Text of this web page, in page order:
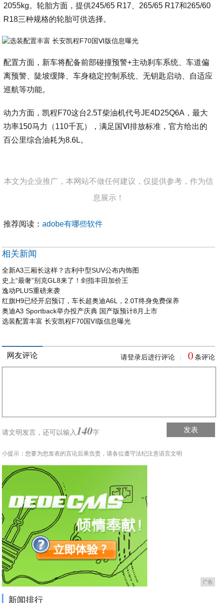
2055kg。轮胎方面，提供245/65 R17、265/65 R17和265/60
R18三种规格的轮胎可供选择。
配置方面，新车将配备前部碰撞预警+主动刹车系统、车道偏
离预警、陡坡缓降、车身稳定控制系统、无钥匙启动、自适应
巡航等功能。
动力方面，凯程F70这台2.5T柴油机代号JE4D25Q6A，最大
功率150马力（110千瓦），满足国Ⅵ排放标准，官方给出的
百公里综合油耗为8.6L。
本文为企业推广，本网站不做任何建议，仅提供参考，作为信
息展示！
推荐阅读：adobe有哪些软件
相关新闻
全新A3三厢长这样？吉利中型SUV公布内饰图
史上“最奢”别克GL8来了！剑指丰田加价王
逸动PLUS重磅来袭
红旗H9已经开启预订，车长超奥迪A6L，2.0T终身免费保养
奥迪A3 Sportback举办投产庆典 国产版预计8月上市
选装配置丰富 长安凯程F70国Ⅵ版信息曝光
网友评论 请登录后进行评论 0 条评论
请文明发言，还可以输入 140字 发表
小提示：您要为您发表的言论后果负责，请各位遵守法纪注意语言文明
广告
新闻排行